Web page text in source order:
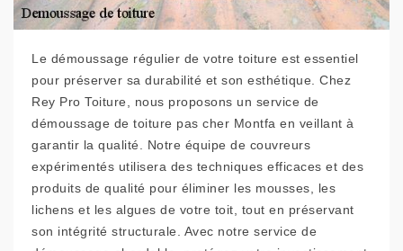
Le démoussage régulier de votre toiture est essentiel
pour préserver sa durabilité et son esthétique. Chez
Rey Pro Toiture, nous proposons un service de
démoussage de toiture pas cher Montfa en veillant à
garantir la qualité. Notre équipe de couvreurs
expérimentés utilisera des techniques efficaces et des
produits de qualité pour éliminer les mousses, les
lichens et les algues de votre toit, tout en préservant
son intégrité structurale. Avec notre service de